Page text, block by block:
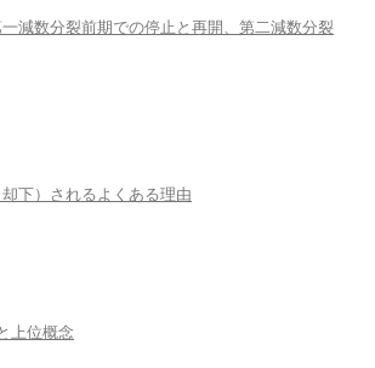
減数分裂前期での停止と再開、第二減数分裂
下）されるよくある理由
上位概念